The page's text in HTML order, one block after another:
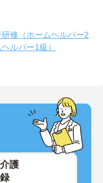
修（ホームヘルパー2
ルパー1級）
護